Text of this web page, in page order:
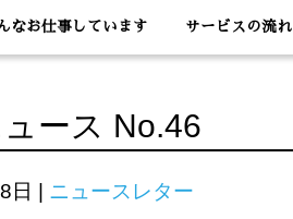
なお仕事しています サービスの流れ
ース No.46
日 ニュースレター